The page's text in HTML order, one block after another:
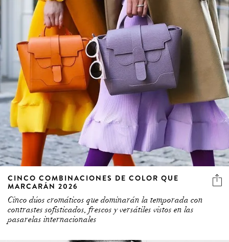
CINCO COMBINACIONES DE COLOR QUE
MARCARÁN 2026
Cinco dúos cromáticos que dominarán la temporada con
contrastes sofisticados, frescos y versátiles vistos en las
pasarelas internacionales